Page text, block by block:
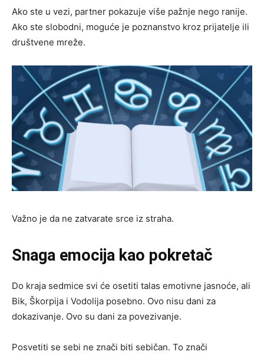
Ako ste u vezi, partner pokazuje više pažnje nego ranije.
Ako ste slobodni, moguće je poznanstvo kroz prijatelje ili
društvene mreže.
Važno je da ne zatvarate srce iz straha.
Snaga emocija kao pokretač
Do kraja sedmice svi će osetiti talas emotivne jasnoće, ali
Bik, Škorpija i Vodolija posebno. Ovo nisu dani za
dokazivanje. Ovo su dani za povezivanje.
Posvetiti se sebi ne znači biti sebičan. To znači